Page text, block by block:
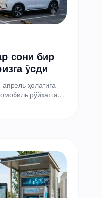
сони бир
ўсди
ҳолатига
рўйхатга